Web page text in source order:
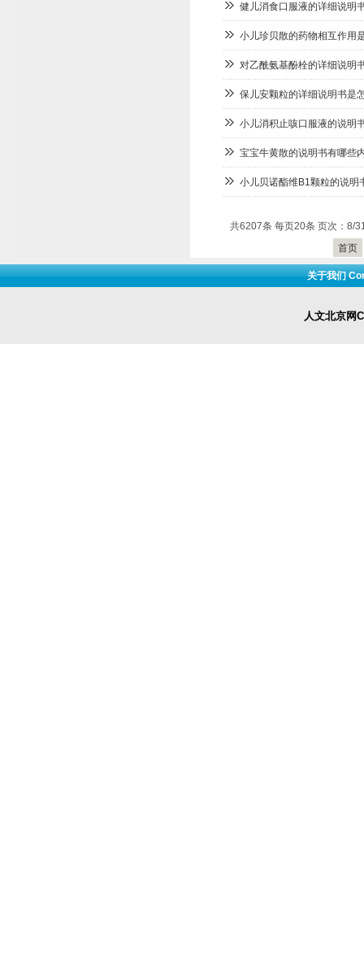
健儿消食口服液的详细说明
小儿珍贝散的药物相互作用
对乙酰氨基酚栓的详细说明
保儿安颗粒的详细说明书是
小儿消积止咳口服液的说明
宝宝牛黄散的说明书有哪些
小儿贝诺酯维B1颗粒的说明
共6207条 每页20条 页次：8/
首页
人文北京网
关于我们